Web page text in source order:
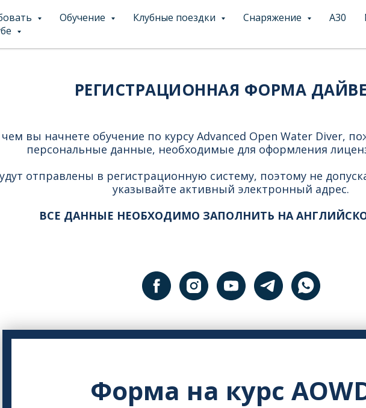
Обучение Клубные поездки Снаряжение А30
вы начнете обучение по курсу Advanced Open Water Diver,
персональные данные, необходимые для оформления
отправлены в регистрационную систему, поэтому не
указывайте активный электронный адрес.
ВСЕ ДАННЫЕ НЕОБХОДИМО ЗАПОЛНИТЬ НА
РЕГИСТРАЦИОННАЯ ФОРМА
Форма на курс